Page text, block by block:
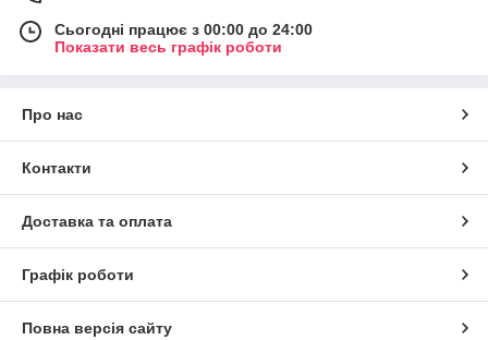
Сьогодні працює з 00:00 до 24:00
Показати весь графік роботи
Про нас
Контакти
Доставка та оплата
Графік роботи
Повна версія сайту